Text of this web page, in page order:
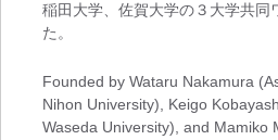
稲田大学、佐賀大学の３大学共同
た。
Founded by Wataru Nakamura
Nihon University), Keigo
Waseda University), and Mamiko